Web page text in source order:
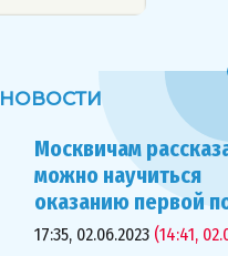
НОВОСТИ
Москвичам
можно научиться
оказанию первой
17:35, 02.06.2023 (14:41,